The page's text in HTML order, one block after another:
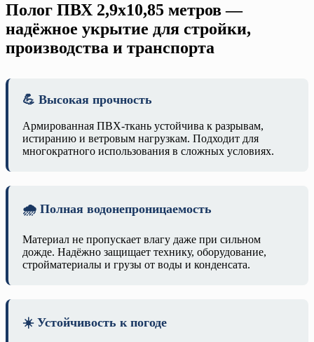
Полог ПВХ 2,9х10,85 метров —
надёжное укрытие для стройки,
производства и транспорта
💪 Высокая прочность
Армированная ПВХ-ткань устойчива к разрывам,
истиранию и ветровым нагрузкам. Подходит для
многократного использования в сложных условиях.
🌧️ Полная водонепроницаемость
Материал не пропускает влагу даже при сильном
дожде. Надёжно защищает технику, оборудование,
стройматериалы и грузы от воды и конденсата.
☀️ Устойчивость к погоде